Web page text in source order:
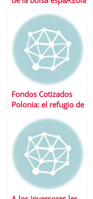
se come la subida de
SOS
Fondos Cotizados
Polonia: el refugio de